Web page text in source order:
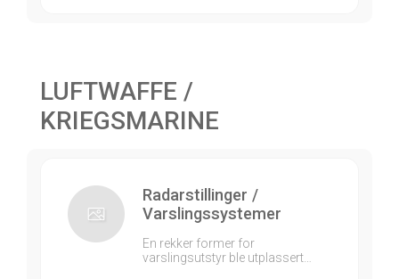
LUFTWAFFE /
KRIEGSMARINE
Radarstillinger /
Varslingssystemer
En rekker former for
varslingsutstyr ble utplassert…